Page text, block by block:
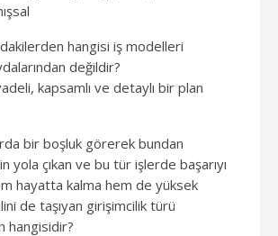
hangisi iş modelleri
değildir?
kapsamlı ve detaylı bir plan
bir boşluk görerek bundan
yola çıkan ve bu tür işlerde başarıyı
hayatta kalma hem de yüksek
de taşıyan girişimcilik türü
hangisidir?